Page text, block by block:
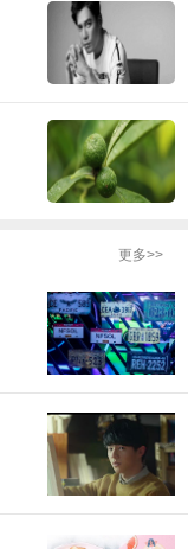
更多>>